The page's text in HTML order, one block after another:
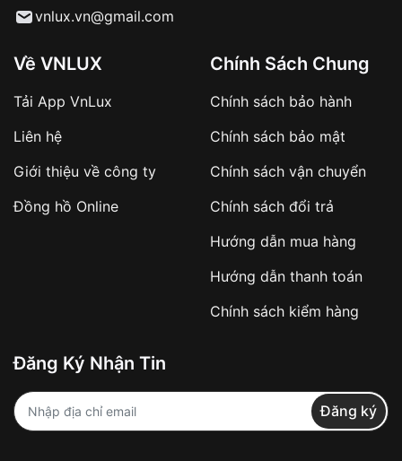
Từ khóa SEO:
sản phẩm đặc biệt
hàng
Số tiền còn lại thanh toán khi nhận hàng hoặc
✔️ Đảm bảo xử lý đơn hàng nhanh chóng
✔️ Hạn chế tình trạng hủy đơn không mong
Từ khóa SEO:
vnlux.vn@gmail.com
Về VNLUX
Tải App VnLux
Liên hệ
Giới thiệu về công ty
Đồng hồ Online
Chính Sách Chung
Chính sách bảo hành
Chính sách bảo mật
Chính sách vận chuyển
Chính sách đổi trả
Hướng dẫn mua hàng
Hướng dẫn thanh toán
Chính sách kiểm hàng
Đăng Ký Nhận Tin
Đăng ký